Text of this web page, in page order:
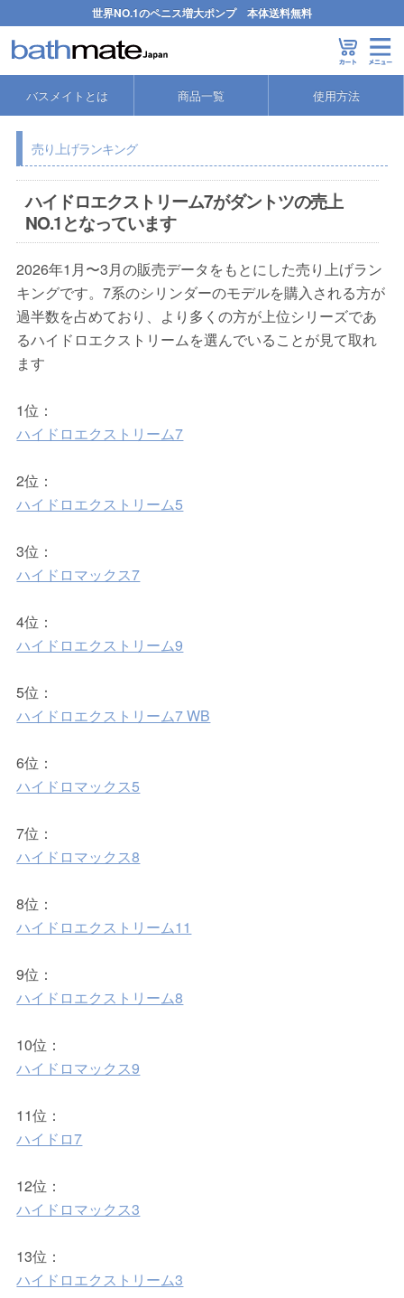
世界NO.1のペニス増大ポンプ 本体送料無料
バスメイトとは 商品一覧 使用方法
売り上げランキング
ハイドロエクストリーム7がダントツの売上
NO.1となっています
2026年1月〜3月の販売データをもとにした売り上げラン
キングです。7系のシリンダーのモデルを購入される方が
過半数を占めており、より多くの方が上位シリーズであ
るハイドロエクストリームを選んでいることが見て取れ
ます
1位：
ハイドロエクストリーム7
2位：
ハイドロエクストリーム5
3位：
ハイドロマックス7
4位：
ハイドロエクストリーム9
5位：
ハイドロエクストリーム7 WB
6位：
ハイドロマックス5
7位：
ハイドロマックス8
8位：
ハイドロエクストリーム11
9位：
ハイドロエクストリーム8
10位：
ハイドロマックス9
11位：
ハイドロ7
12位：
ハイドロマックス3
13位：
ハイドロエクストリーム3